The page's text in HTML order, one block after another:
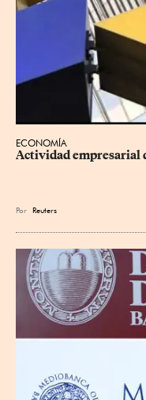
ECONOMÍA
Actividad empresarial
Por Reuters